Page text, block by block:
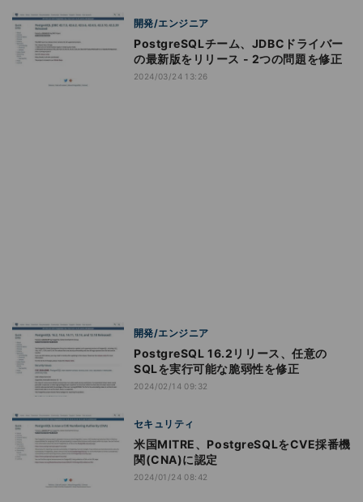
開発/エンジニア
PostgreSQLチーム、JDBCドライバー
の最新版をリリース - 2つの問題を修正
2024/03/24 13:26
開発/エンジニア
PostgreSQL 16.2リリース、任意の
SQLを実行可能な脆弱性を修正
2024/02/14 09:32
セキュリティ
米国MITRE、PostgreSQLをCVE採番機
関(CNA)に認定
2024/01/24 08:42